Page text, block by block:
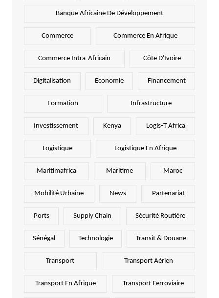
Banque Africaine De Développement
Commerce Commerce En Afrique
Commerce Intra-Africain Côte D'Ivoire
Digitalisation Economie Financement
Formation Infrastructure
Investissement Kenya Logis-T Africa
Logistique Logistique En Afrique
Maritimafrica Maritime Maroc
Mobilité Urbaine News Partenariat
Ports Supply Chain Sécurité Routière
Sénégal Technologie Transit & Douane
Transport Transport Aérien
Transport En Afrique Transport Ferroviaire